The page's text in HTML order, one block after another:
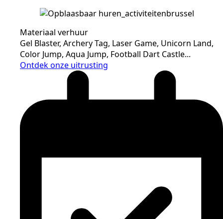
Materiaal verhuur
Gel Blaster, Archery Tag, Laser Game, Unicorn Land,
Color Jump, Aqua Jump, Football Dart Castle...
Ontdek onze uitrusting